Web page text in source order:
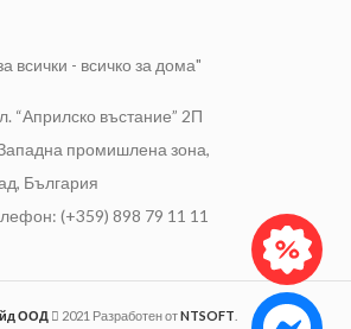
всички - всичко за дома"
“Априлско въстание” 2П
промишлена зона,
България
(+359) 898 79 11 11
ООД 2021 Разработен отNTSOFT